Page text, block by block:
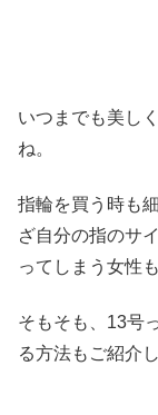
いつまでも美し
ね。
指輪を買う時も
ざ自分の指のサ
ってしまう女性
そもそも、13号
る方法もご紹介し